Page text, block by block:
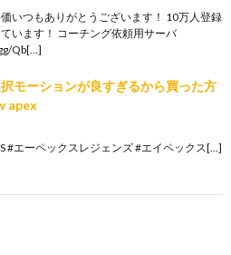
いつもありがとうございます！ 10万人登録
います！ コーチング依頼用サーバ
Qb[…]
モーションが良すぎるから買った方
apex
#エーペックスレジェンズ #エイペックス[…]